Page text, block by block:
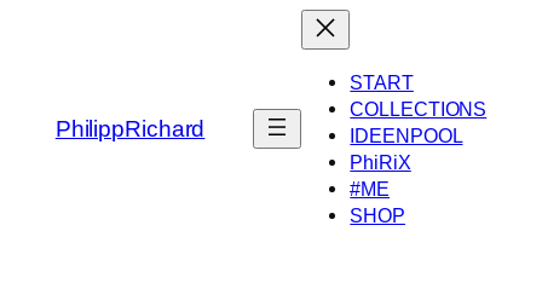
PhilippRichard
START
COLLECTIONS
IDEENPOOL
PhiRiX
#ME
SHOP